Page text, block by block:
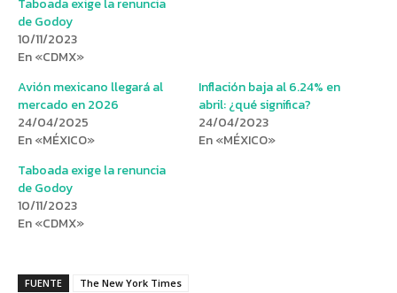
Taboada exige la renuncia
de Godoy
10/11/2023
En «CDMX»
Avión mexicano llegará al
mercado en 2026
24/04/2025
En «MÉXICO»
Inflación baja al 6.24% en
abril: ¿qué significa?
24/04/2023
En «MÉXICO»
Taboada exige la renuncia
de Godoy
10/11/2023
En «CDMX»
FUENTE The New York Times